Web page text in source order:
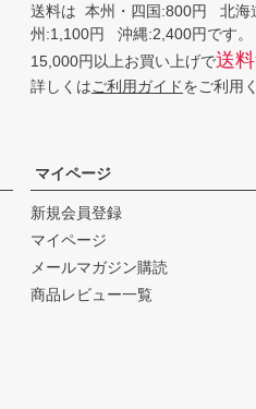
送料は 本州・四国:800円 北海
州:1,100円 沖縄:2,400円です。
15,000円以上お買い上げで送
詳しくはご利用ガイドをご利用
マイページ
新規会員登録
マイページ
メールマガジン購読
商品レビュー一覧